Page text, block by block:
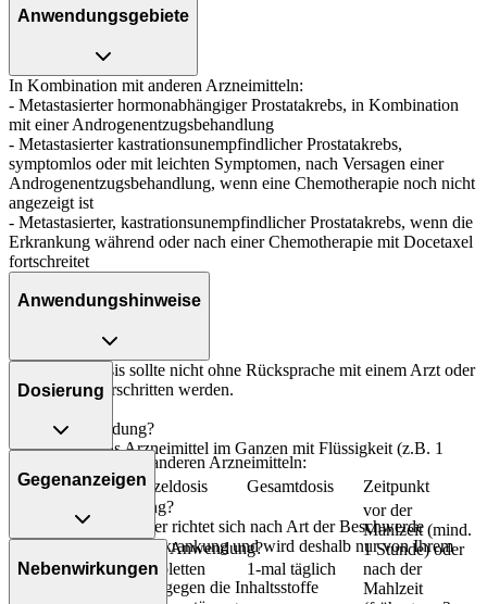
Anwendungsgebiete
In Kombination mit anderen Arzneimitteln:
- Metastasierter hormonabhängiger Prostatakrebs, in Kombination
mit einer Androgenentzugsbehandlung
- Metastasierter kastrationsunempfindlicher Prostatakrebs,
symptomlos oder mit leichten Symptomen, nach Versagen einer
Androgenentzugsbehandlung, wenn eine Chemotherapie noch nicht
angezeigt ist
- Metastasierter, kastrationsunempfindlicher Prostatakrebs, wenn die
Erkrankung während oder nach einer Chemotherapie mit Docetaxel
fortschreitet
Anwendungshinweise
Die Gesamtdosis sollte nicht ohne Rücksprache mit einem Arzt oder
Apotheker überschritten werden.
Art der Anwendung?
Nehmen Sie das Arzneimittel im Ganzen mit Flüssigkeit (z.B. 1
Dauer der Anwendung?
Die Anwendungsdauer richtet sich nach Art der Beschwerde
und/oder Dauer der Erkrankung und wird deshalb nur von Ihrem
Arzt bestimmt.
Dosierung
In Kombination mit anderen Arzneimitteln:
Personenkreis
Einzeldosis Gesamtdosis Zeitpunkt
Erwachsene 2 Tabletten 1-mal täglich
vor der
Mahlzeit (mind.
1 Stunde) oder
nach der
Mahlzeit
Gegenanzeigen
Was spricht gegen eine Anwendung?
- Überempfindlichkeit gegen die Inhaltsstoffe
Nebenwirkungen